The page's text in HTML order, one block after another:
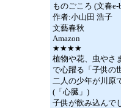
ものごころ (文春e-
作者:小山田 浩子
文藝春秋
Amazon
★★★★
植物や花、虫やさ
で心躍る「子供の
二人の少年が川原
(「心臓」)
子供が飲み込んで